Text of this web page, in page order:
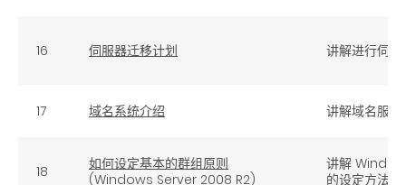
16 伺服器迁移计划 讲解进行伺
17 域名系统介绍 讲解域名服
18
如何设定基本的群组原则
(Windows Server 2008 R2)
讲解
的设定方法